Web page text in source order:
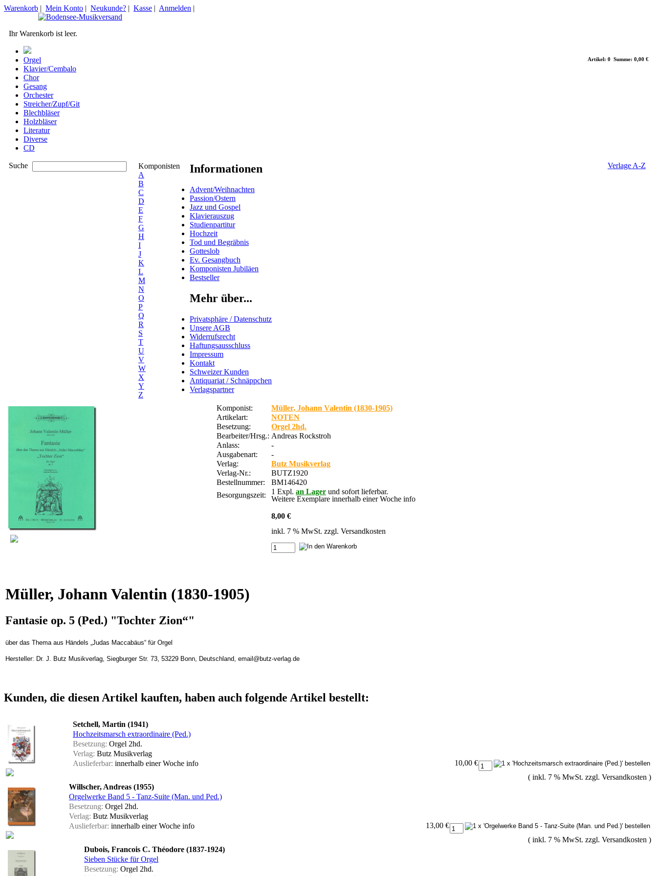
Artikel: 0 Summe: 0,00 €
Warenkorb | Mein Konto | Neukunde? | Kasse | Anmelden |
Ihr Warenkorb ist leer.
Orgel
Klavier/Cembalo
Chor
Gesang
Orchester
Streicher/Zupf/Git
Blechbläser
Holzbläser
Literatur
Diverse
CD
Suche
Komponisten
A
B
C
D
E
F
G
H
I
J
K
L
M
N
O
P
Q
R
S
T
U
V
W
X
Y
Z
Verlage A-Z
Informationen
Advent/Weihnachten
Passion/Ostern
Jazz und Gospel
Klavierauszug
Studienpartitur
Hochzeit
Tod und Begräbnis
Gotteslob
Ev. Gesangbuch
Komponisten Jubiläen
Bestseller
Mehr über...
Privatsphäre / Datenschutz
Unsere AGB
Widerrufsrecht
Haftungsausschluss
Impressum
Kontakt
Schweizer Kunden
Antiquariat / Schnäppchen
Verlagspartner
Komponist:
Müller, Johann Valentin (1830-1905)
Artikelart:
NOTEN
Besetzung:
Orgel 2hd.
Bearbeiter/Hrsg.: Andreas Rockstroh
Anlass:
-
Ausgabenart:
-
Verlag:
Butz Musikverlag
Verlag-Nr.:
BUTZ1920
Bestellnummer:
BM146420
Besorgungszeit:
1 Expl. an Lager und sofort lieferbar.
Weitere Exemplare innerhalb einer Woche info
8,00 €
inkl. 7 % MwSt. zzgl. Versandkosten
Müller, Johann Valentin (1830-1905)
Fantasie op. 5 (Ped.) "Tochter Zion“"
über das Thema aus Händels „Judas Maccabäus“ für Orgel
Hersteller: Dr. J. Butz Musikverlag, Siegburger Str. 73, 53229 Bonn, Deutschland, email@butz-verlag.de
Kunden, die diesen Artikel kauften, haben auch folgende Artikel bestellt:
Setchell, Martin (1941)
Hochzeitsmarsch extraordinaire (Ped.)
Besetzung: Orgel 2hd.
Verlag: Butz Musikverlag
Auslieferbar: innerhalb einer Woche info
10,00 €
( inkl. 7 % MwSt. zzgl. Versandkosten )
Willscher, Andreas (1955)
Orgelwerke Band 5 - Tanz-Suite (Man. und Ped.)
Besetzung: Orgel 2hd.
Verlag: Butz Musikverlag
Auslieferbar: innerhalb einer Woche info
13,00 €
( inkl. 7 % MwSt. zzgl. Versandkosten )
Dubois, Francois C. Théodore (1837-1924)
Sieben Stücke für Orgel
Besetzung: Orgel 2hd.